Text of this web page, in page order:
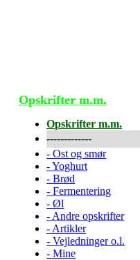
Opskrifter m.m.
Opskrifter m.m.
-------------
-Ost og smør
-Yoghurt
-Brød
-Fermentering
-Øl
- Andre opskrifter
- Artikler
-Vejledninger o.l.
-Mine